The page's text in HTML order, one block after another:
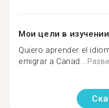
Мои цели в
Quiero aprender el
emigrar a Canad...